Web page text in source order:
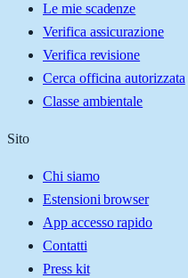
Le mie scadenze
Verifica assicurazione
Verifica revisione
Cerca officina autorizzata
Classe ambientale
Sito
Chi siamo
Estensioni browser
App accesso rapido
Contatti
Press kit